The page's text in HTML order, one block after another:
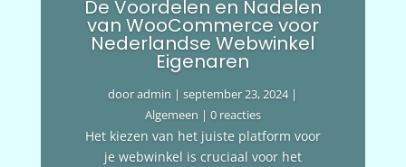
De Voordelen en Nadelen
van WooCommerce voor
Nederlandse Webwinkel
Eigenaren
dooradmin |september 23, 2024|
Algemeen | 0 reacties
Het kiezen van het juiste platform voor
je webwinkel is cruciaal voor het